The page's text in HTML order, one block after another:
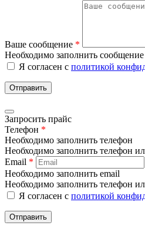
Ваше сообщение *
Необходимо заполнить сообщение
Я согласен с политикой
Отправить
Запросить прайс
Телефон *
Необходимо заполнить телефон
Необходимо заполнить телефон
Email *
Необходимо заполнить email
Необходимо заполнить телефон
Я согласен с политикой
Отправить